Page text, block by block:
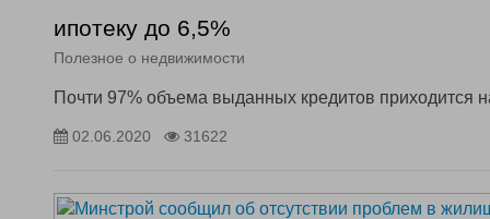
ипотеку до 6,5%
Полезное о недвижимости
Почти 97% объема выданных кредитов приходится
02.06.2020 31622